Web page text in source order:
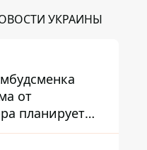
УКРАИНЫ
от
планирует